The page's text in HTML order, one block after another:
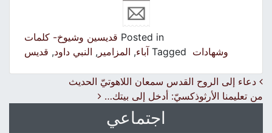
Posted in قديسين وشيوخ- كلمات
وشهادات Tagged آباء,المزامير,النبي داود,قديس
Post navigation
دعاء إلى الروح القدس سمعان اللاهوتيّ الحديث
من تعليمنا الأرثوذكسيّ: أدخل إلى بيتك…
اجتماعي